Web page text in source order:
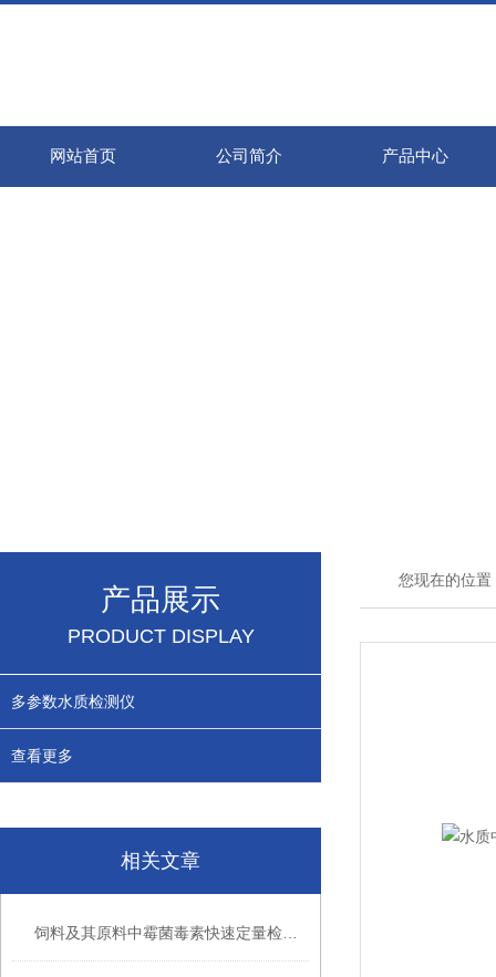
网站首页 公司简介 产品中心
产品展示
PRODUCT DISPLAY
多参数水质检测仪
查看更多
相关文章
您现在的位置